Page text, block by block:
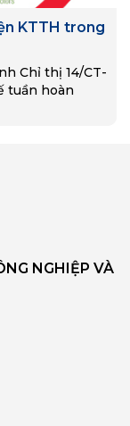
KTTH trong
Chỉ thị 14/CT-
tuần hoàn
NGHIỆP VÀ